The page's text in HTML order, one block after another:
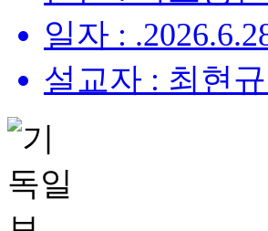
일자 :
설교자 : 최현